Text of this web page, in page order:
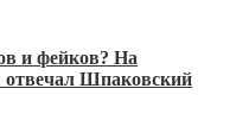
и фейков? На
Шпаковский